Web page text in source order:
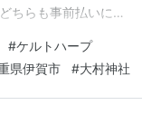
ちらも事前払いにて
生 弥栄祈願祭…
#ケルトハープ
県伊賀市 #大村神社